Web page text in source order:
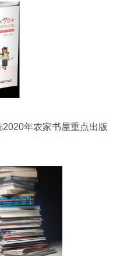
年农家书屋重点出版